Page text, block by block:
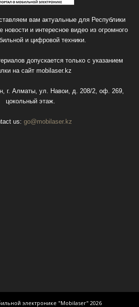
вам актуальные для Республики
новости и интересное видео из огромного
и цифровой техники.
допускается только с указанием
на сайт mobilaser.kz
г. Алматы, ул. Навои, д. 208/2, оф. 269,
цокольный этаж.
us: go@mobilaser.kz
электронике "Mobilaser" 2026